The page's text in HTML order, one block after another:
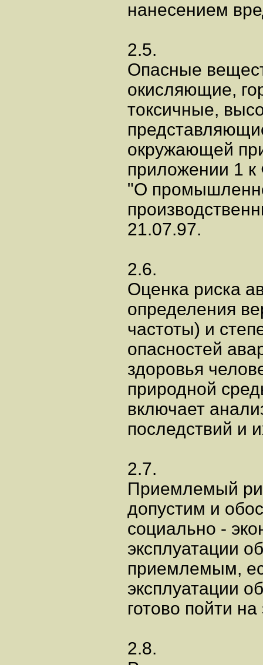
нанесением
2.5.
Опасные
окисляющие,
токсичные,
окружающей
приложении 1
"О
21.07.97.
2.6.
Оценка риска
определения
частоты) и
опасностей
здоровья
природной
включает
последствий и
2.7.
Приемлемый
допустим и
социально -
эксплуатации
приемлемым,
эксплуатации
готово пойти на
2.8.